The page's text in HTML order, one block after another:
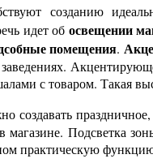
созданию
идет об освещении
помещения.
с товаром. Такая
создавать
магазине. Подсветка
практическую